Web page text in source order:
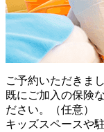
ご予約いただきま
既にご加入の保険
ださい。（任意）
キッズスペースや